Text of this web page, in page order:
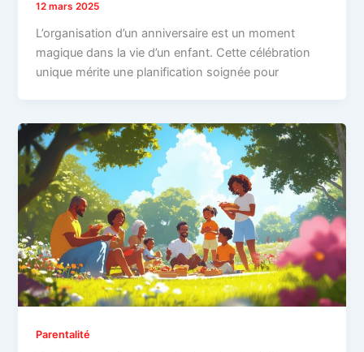
12 mars 2025
L’organisation d’un anniversaire est un moment
magique dans la vie d’un enfant. Cette célébration
unique mérite une planification soignée pour
Parentalité